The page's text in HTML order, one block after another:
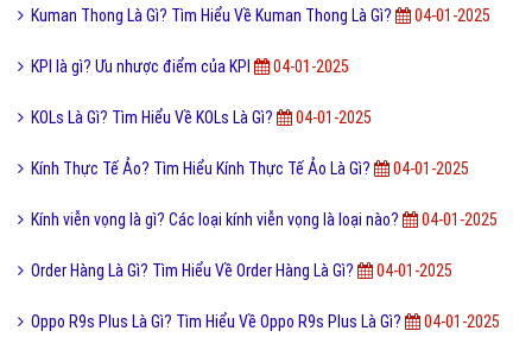
Kuman Thong Là Gì? Tìm Hiểu Về Kuman Thong Là Gì? 04-01-2025
KPI là gì? Ưu nhược điểm của KPI 04-01-2025
KOLs Là Gì? Tìm Hiểu Về KOLs Là Gì? 04-01-2025
Kính Thực Tế Ảo? Tìm Hiểu Kính Thực Tế Ảo Là Gì? 04-01-2025
Kính viễn vọng là gì? Các loại kính viễn vọng là loại nào? 04-01-2025
Order Hàng Là Gì? Tìm Hiểu Về Order Hàng Là Gì? 04-01-2025
Oppo R9s Plus Là Gì? Tìm Hiểu Về Oppo R9s Plus Là Gì? 04-01-2025